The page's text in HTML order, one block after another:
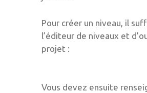
Pour créer un niveau, il
l’éditeur de niveaux et
projet :
Vous devez ensuite